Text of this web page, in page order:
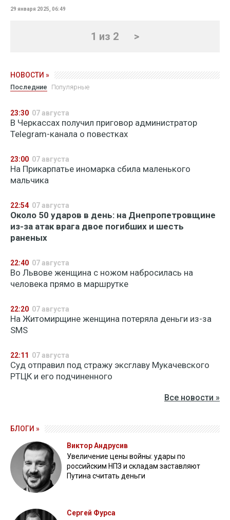
29 января 2025, 06:49
1 из 2 >
НОВОСТИ »
Последние Популярные
23:30 07 августа
В Черкассах получил приговор администратор
Telegram-канала о повестках
23:00 07 августа
На Прикарпатье иномарка сбила маленького
мальчика
22:54 07 августа
Около 50 ударов в день: на Днепропетровщине
из-за атак врага двое погибших и шесть
раненых
22:40 07 августа
Во Львове женщина с ножом набросилась на
человека прямо в маршрутке
22:20 07 августа
На Житомирщине женщина потеряла деньги из-за
SMS
22:11 07 августа
Суд отправил под стражу эксглаву Мукачевского
РТЦК и его подчиненного
Все новости »
БЛОГИ »
Виктор Андрусив
Увеличение цены войны: удары по
российским НПЗ и складам заставляют
Путина считать деньги
Сергей Фурса